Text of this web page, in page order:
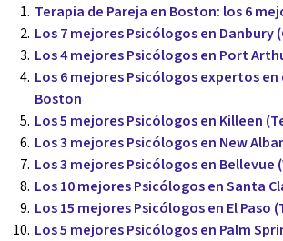
Terapia de Pareja en Boston: los 6
Los 7 mejores Psicólogos en Danbury
Los 4 mejores Psicólogos en Port
Los 6 mejores Psicólogos expertos
Boston
Los 5 mejores Psicólogos en Killeen
Los 3 mejores Psicólogos en New
Los 3 mejores Psicólogos en Bellevue
Los 10 mejores Psicólogos en Santa
Los 15 mejores Psicólogos en El Paso
Los 5 mejores Psicólogos en Palm